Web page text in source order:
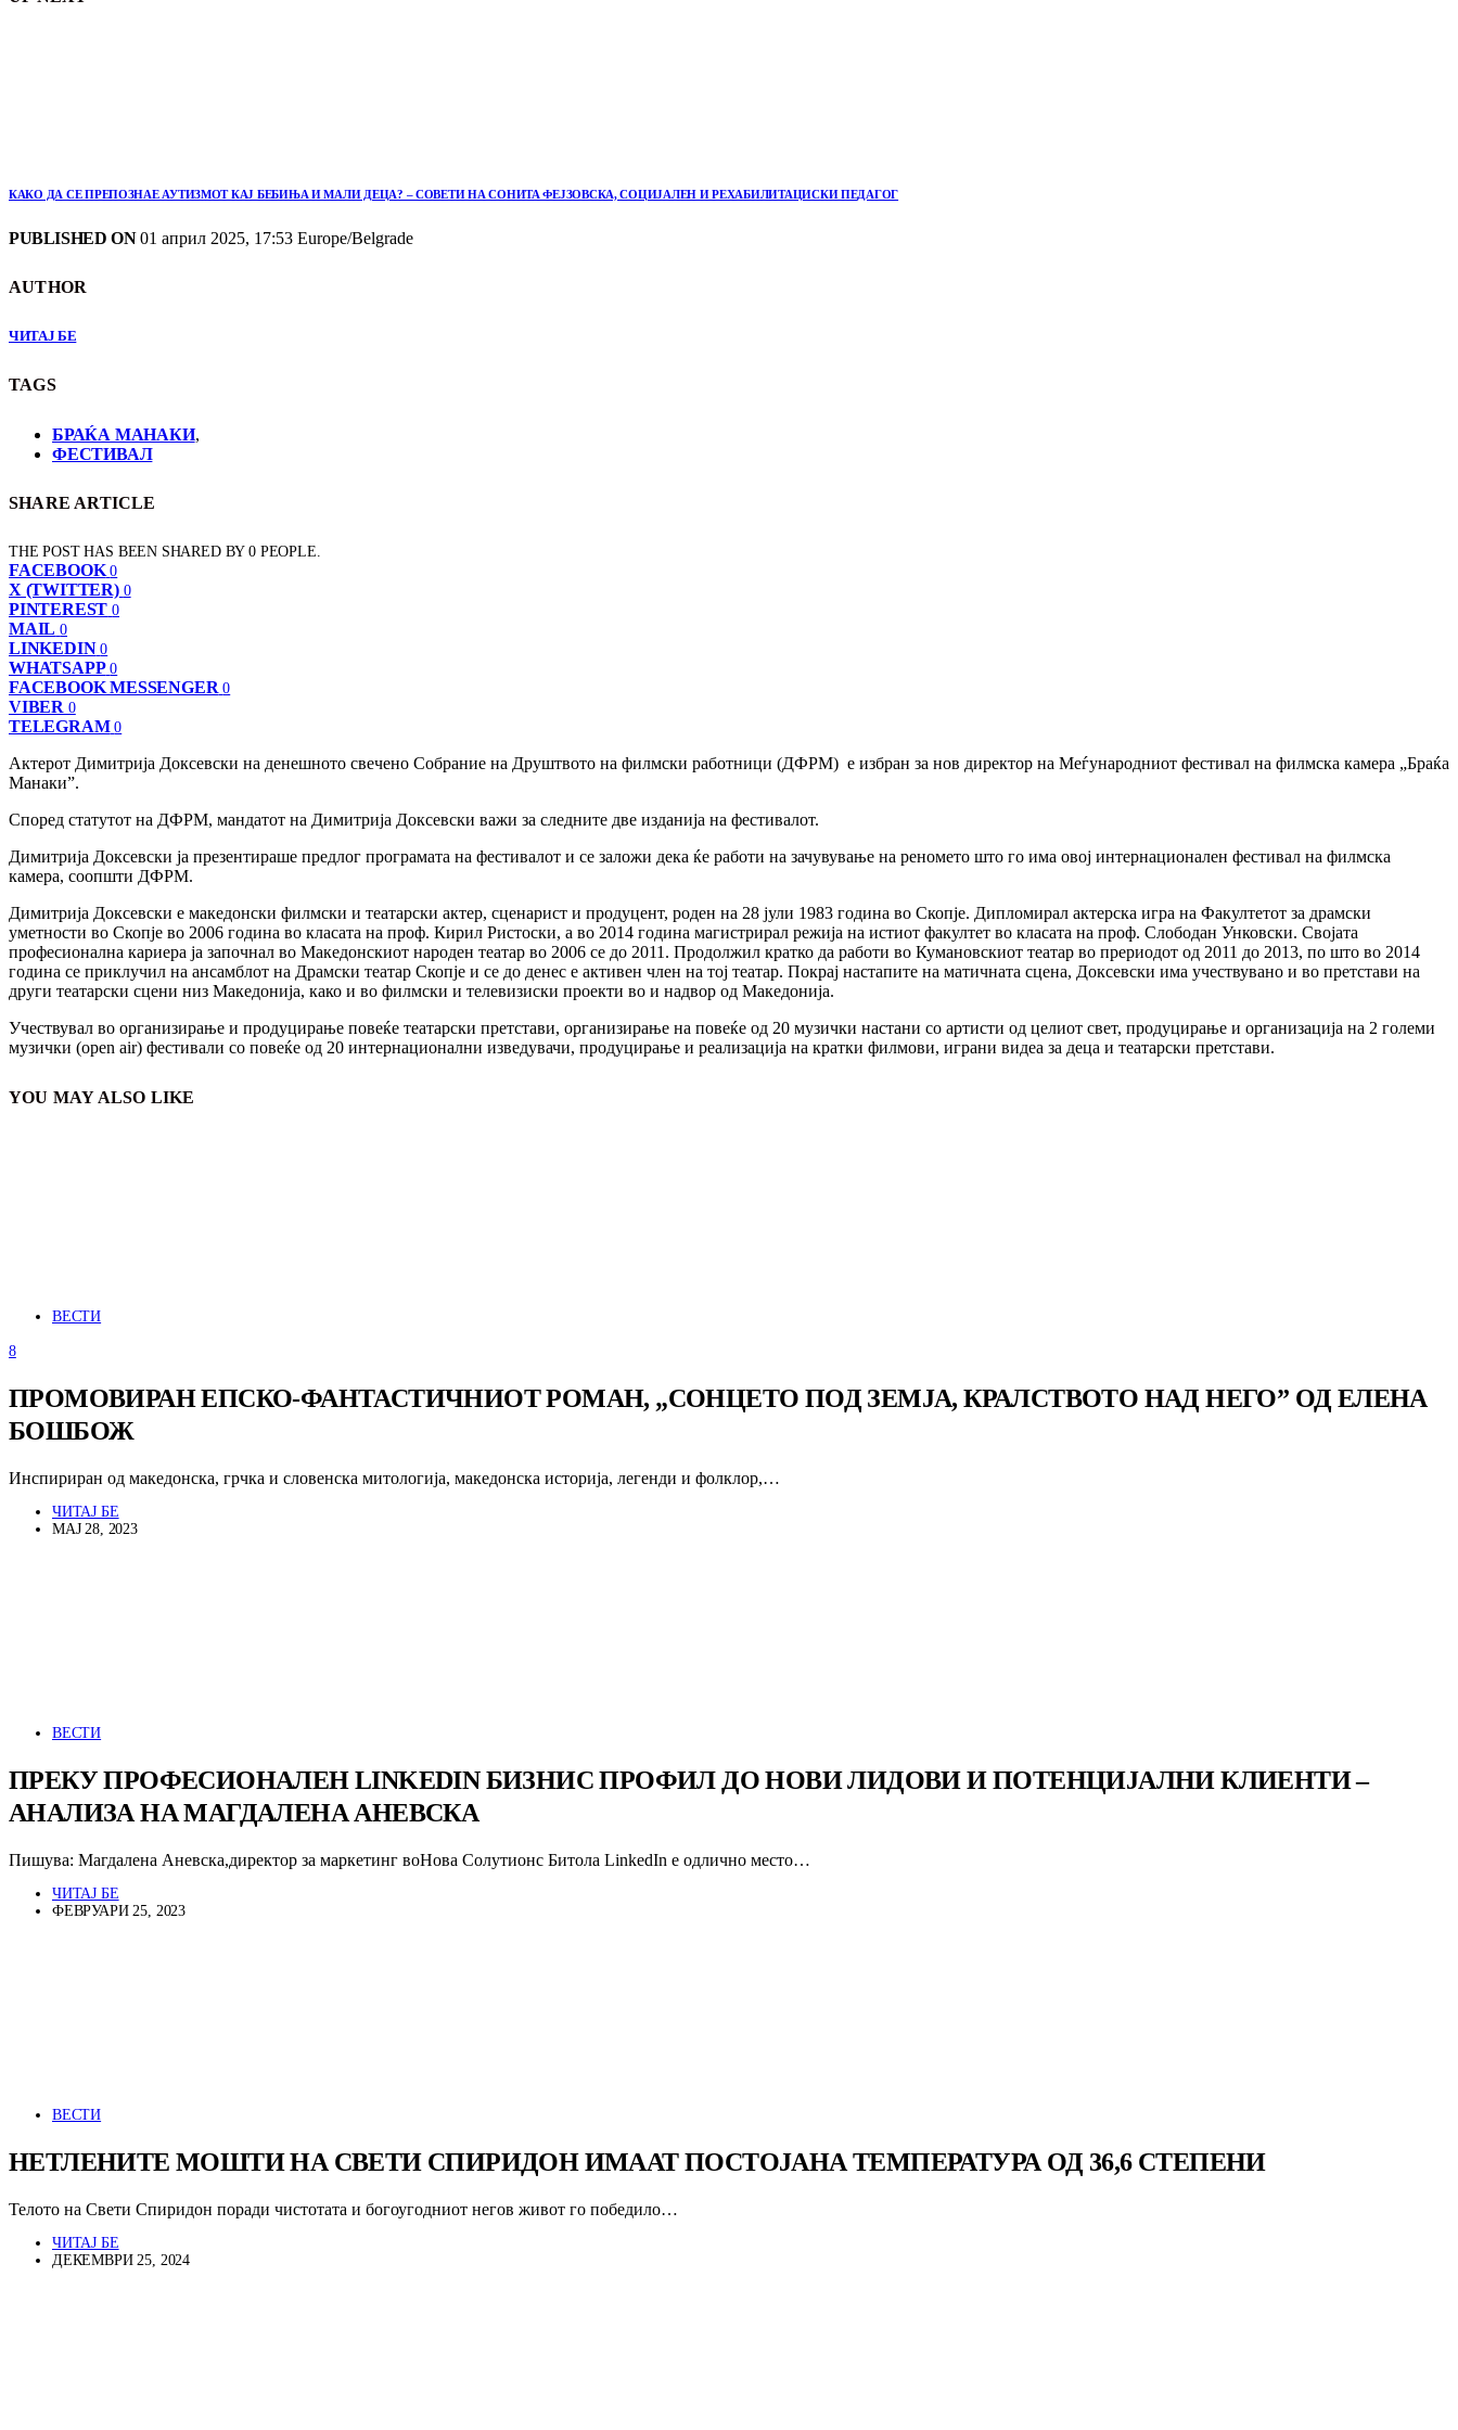
КАКО ДА СЕ ПРЕПОЗНАЕ АУТИЗМОТ КАЈ БЕБИЊА И МАЛИ ДЕЦА? – СОВЕТИ НА СОНИТА ФЕЈЗОВСКА, СОЦИЈАЛЕН И РЕХАБИЛИТАЦИСКИ ПЕДАГОГ
PUBLISHED ON01 април 2025, 17:53 Europe/Belgrade
AUTHOR
ЧИТАЈ БЕ
TAGS
БРАЌА МАНАКИ,
ФЕСТИВАЛ
SHARE ARTICLE
THE POST HAS BEEN SHARED BY0 PEOPLE.
FACEBOOK 0
X (TWITTER) 0
PINTEREST 0
MAIL 0
LINKEDIN 0
WHATSAPP 0
FACEBOOK MESSENGER 0
VIBER 0
TELEGRAM 0
Актерот Димитрија Доксевски на денешното свечено Собрание на Друштвото на филмски работници (ДФРМ) е избран за нов директор на Меѓународниот фестивал на филмска камера „Браќа
Манаки”.
Според статутот на ДФРМ, мандатот на Димитрија Доксевски важи за следните две изданија на фестивалот.
Димитрија Доксевски ја презентираше предлог програмата на фестивалот и се заложи дека ќе работи на зачувување на реномето што го има овој интернационален фестивал на филмска
камера, соопшти ДФРМ.
Димитрија Доксевски е македонски филмски и театарски актер, сценарист и продуцент, роден на 28 јули 1983 година во Скопје. Дипломирал актерска игра на Факултетот за драмски
уметности во Скопје во 2006 година во класата на проф. Кирил Ристоски, а во 2014 година магистрирал режија на истиот факултет во класата на проф. Слободан Унковски. Својата
професионална кариера ја започнал во Македонскиот народен театар во 2006 се до 2011. Продолжил кратко да работи во Кумановскиот театар во прериодот од 2011 до 2013, по што во 2014
година се приклучил на ансамблот на Драмски театар Скопје и се до денес е активен член на тој театар. Покрај настапите на матичната сцена, Доксевски има учествувано и во претстави на
други театарски сцени низ Македонија, како и во филмски и телевизиски проекти во и надвор од Македонија.
Учествувал во организирање и продуцирање повеќе театарски претстави, организирање на повеќе од 20 музички настани со артисти од целиот свет, продуцирање и организација на 2 големи
музички (open air) фестивали со повеќе од 20 интернационални изведувачи, продуцирање и реализација на кратки филмови, играни видеа за деца и театарски претстави.
YOU MAY ALSO LIKE
ВЕСТИ
8
ПРОМОВИРАН ЕПСКО-ФАНТАСТИЧНИОТ РОМАН, „СОНЦЕТО ПОД ЗЕМЈА, КРАЛСТВОТО НАД НЕГО” ОД ЕЛЕНА
БОШБОЖ
Инспириран од македонска, грчка и словенска митологија, македонска историја, легенди и фолклор,…
ЧИТАЈ БЕ
МАЈ 28, 2023
ВЕСТИ
ПРЕКУ ПРОФЕСИОНАЛЕН LINKEDIN БИЗНИС ПРОФИЛ ДО НОВИ ЛИДОВИ И ПОТЕНЦИЈАЛНИ КЛИЕНТИ –
АНАЛИЗА НА МАГДАЛЕНА АНЕВСКА
Пишува: Магдалена Аневска,директор за маркетинг воНова Солутионс Битола LinkedIn е одлично место…
ЧИТАЈ БЕ
ФЕВРУАРИ 25, 2023
ВЕСТИ
НЕТЛЕНИТЕ МОШТИ НА СВЕТИ СПИРИДОН ИМААТ ПОСТОЈАНА ТЕМПЕРАТУРА ОД 36,6 СТЕПЕНИ
Телото на Свети Спиридон поради чистотата и богоугодниот негов живот го победило…
ЧИТАЈ БЕ
ДЕКЕМВРИ 25, 2024